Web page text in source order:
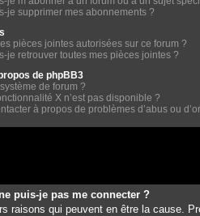
je supprimer mes abonnements ?
pièces jointes autorisées sur ce forum ?
je retrouver toutes mes pièces jointes ?
de phpBB3
de forum ?
X n’est pas disponible ?
à propos de problèmes d’abus ou
puis-je pas me connecter ?
raisons qui peuvent en être la cause.